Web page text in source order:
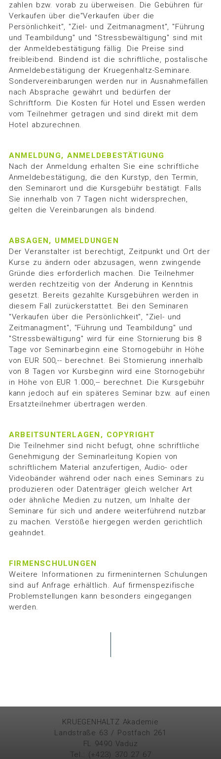
zahlen bzw. vorab zu überweisen. Die Gebühren für
Verkaufen über die"Verkaufen über die
Persönlichkeit", "Ziel- und Zeitmanagment", "Führung
und Teambildung" und "Stressbewältigung" sind mit
der Anmeldebestätigung fällig. Die Preise sind
freibleibend. Bindend ist die schriftliche, postalische
Anmeldebestätigung der Kruegenhaltz-Seminare.
Sondervereinbarungen werden nur in Ausnahmefällen
nach Absprache gewährt und bedürfen der
Schriftform. Die Kosten für Hotel und Essen werden
vom Teilnehmer getragen und sind direkt mit dem
Hotel abzurechnen.
ANMELDUNG, ANMELDEBESTÄTIGUNG
Nach der Anmeldung erhalten Sie eine schriftliche
Anmeldebestätigung, die den Kurstyp, den Termin,
den Seminarort und die Kursgebühr bestätigt. Falls
Sie innerhalb von 7 Tagen nicht widersprechen,
gelten die Vereinbarungen als bindend.
ABSAGEN, UMMELDUNGEN
Der Veranstalter ist berechtigt, Zeitpunkt und Ort der
Kurse zu ändern oder abzusagen, wenn zwingende
Gründe dies erforderlich machen. Die Teilnehmer
werden rechtzeitig von der Änderung in Kenntnis
gesetzt. Bereits gezahlte Kursgebühren werden in
diesem Fall zurückerstattet. Bei den Seminaren
"Verkaufen über die Persönlichkeit", "Ziel- und
Zeitmanagment", "Führung und Teambildung" und
"Stressbewältigung" wird für eine Stornierung bis 8
Tage vor Seminarbeginn eine Stornogebühr in Höhe
von EUR 500,-- berechnet. Bei Stornierung innerhalb
von 8 Tagen vor Kursbeginn wird eine Stornogebühr
in Höhe von EUR 1.000,-- berechnet. Die Kursgebühr
kann jedoch auf ein späteres Seminar bzw. auf einen
Ersatzteilnehmer übertragen werden.
ARBEITSUNTERLAGEN, COPYRIGHT
Die Teilnehmer sind nicht befugt, ohne schriftliche
Genehmigung der Seminarleitung Kopien von
schriftlichem Material anzufertigen, Audio- oder
Videobänder während oder nach eines Seminars zu
produzieren oder Datenträger gleich welcher Art
oder ähnliche Medien zu nutzen, um Inhalte der
Seminare für sich und andere weiterführend nutzbar
zu machen. Verstöße hiergegen werden gerichtlich
geahndet.
FIRMENSCHULUNGEN
Weitere Informationen zu firmeninternen Schulungen
sind auf Anfrage erhältlich. Auf firmenspezifische
Problemstellungen kann besonders eingegangen
werden.
KRUEGENHALTZ Akademie
Landstraße 63 / Postfach 261
FL 9490 Vaduz
Tel.: (+423) 370 27 67